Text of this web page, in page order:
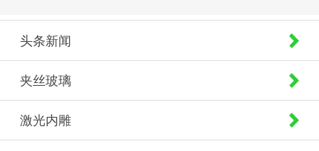
头条新闻
夹丝玻璃
激光内雕